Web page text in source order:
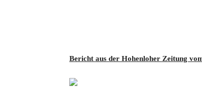
Bericht aus der Hohenloher Zeitung